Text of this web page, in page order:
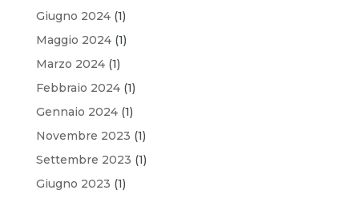
Giugno 2024(1)
Maggio 2024(1)
Marzo 2024(1)
Febbraio 2024(1)
Gennaio 2024(1)
Novembre 2023 (1)
Settembre 2023 (1)
Giugno 2023 (1)